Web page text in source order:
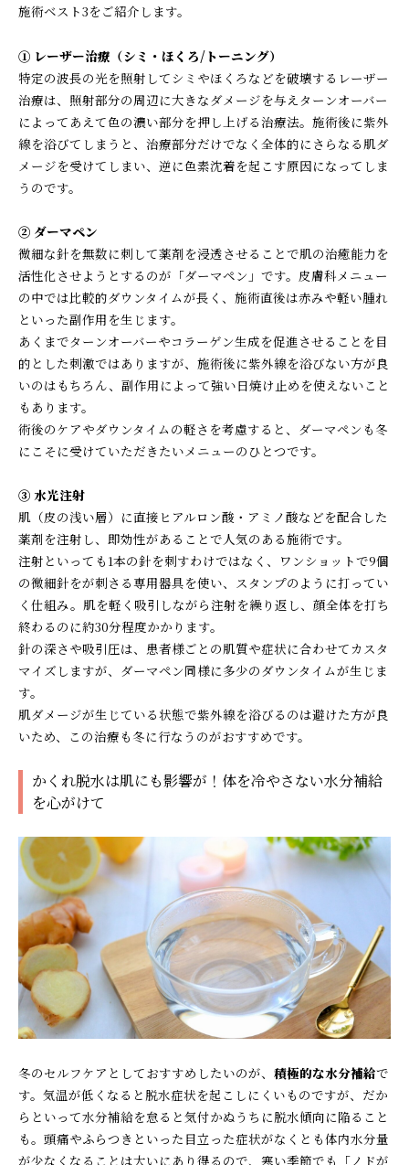
施術ベスト3をご紹介します。
① レーザー治療（シミ・ほくろ/トーニング）
特定の波長の光を照射してシミやほくろなどを破壊するレーザー
治療は、照射部分の周辺に大きなダメージを与えターンオーバー
によってあえて色の濃い部分を押し上げる治療法。施術後に紫外
線を浴びてしまうと、治療部分だけでなく全体的にさらなる肌ダ
メージを受けてしまい、逆に色素沈着を起こす原因になってしま
うのです。
② ダーマペン
微細な針を無数に刺して薬剤を浸透させることで肌の治癒能力を
活性化させようとするのが「ダーマペン」です。皮膚科メニュー
の中では比較的ダウンタイムが長く、施術直後は赤みや軽い腫れ
といった副作用を生じます。
あくまでターンオーバーやコラーゲン生成を促進させることを目
的とした刺激ではありますが、施術後に紫外線を浴びない方が良
いのはもちろん、副作用によって強い日焼け止めを使えないこと
もあります。
術後のケアやダウンタイムの軽さを考慮すると、ダーマペンも冬
にこそに受けていただきたいメニューのひとつです。
③ 水光注射
肌（皮の浅い層）に直接ヒアルロン酸・アミノ酸などを配合した
薬剤を注射し、即効性があることで人気のある施術です。
注射といっても1本の針を刺すわけではなく、ワンショットで9個
の微細針をが刺さる専用器具を使い、スタンプのように打ってい
く仕組み。肌を軽く吸引しながら注射を繰り返し、顔全体を打ち
終わるのに約30分程度かかります。
針の深さや吸引圧は、患者様ごとの肌質や症状に合わせてカスタ
マイズしますが、ダーマペン同様に多少のダウンタイムが生じま
す。
肌ダメージが生じている状態で紫外線を浴びるのは避けた方が良
いため、この治療も冬に行なうのがおすすめです。
かくれ脱水は肌にも影響が！体を冷やさない水分補給
を心がけて
冬のセルフケアとしておすすめしたいのが、 積極的な水分補給で
す。気温が低くなると脱水症状を起こしにくいものですが、だか
らといって水分補給を怠ると気付かぬうちに脱水傾向に陥ること
も。頭痛やふらつきといった目立った症状がなくとも体内水分量
が少なくなることは大いにあり得るので、寒い季節でも「ノドが